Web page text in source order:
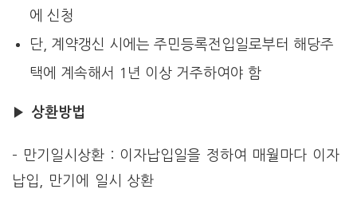
에 신청
단, 계약갱신 시에는 주민등록전입일로부터 해당주
택에 계속해서 1년 이상 거주하여야 함
▶ 상환방법
– 만기일시상환 : 이자납입일을 정하여 매월마다 이자
납입, 만기에 일시 상환